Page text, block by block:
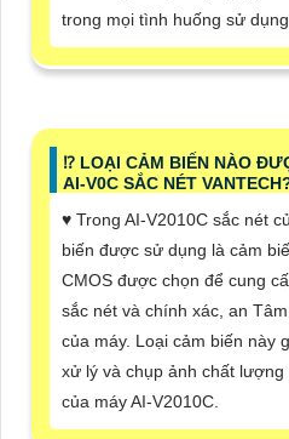
trong mọi tình huống sử dụng.
⁉️ LOẠI CẢM BIẾN NÀO
AI-V0C SẮC NÉT
♥️ Trong AI-V2010C sắc nét
biến được sử dụng là cảm
CMOS được chọn để cung
sắc nét và chính xác, an
của máy. Loại cảm biến này
xử lý và chụp ảnh chất
của máy AI-V2010C.